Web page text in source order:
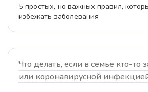
5 простых, но важных правил,
избежать заболевания
Что делать, если в семье кто-то
или коронавирусной